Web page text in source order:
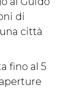
di
città
fino al 5